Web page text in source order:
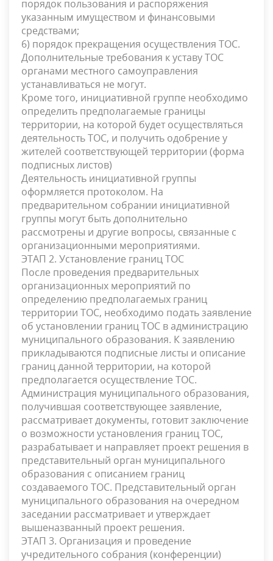
порядок пользования и распоряжения
указанным имуществом и финансовыми
средствами;
6) порядок прекращения осуществления ТОС.
Дополнительные требования к уставу ТОС
органами местного самоуправления
устанавливаться не могут.
Кроме того, инициативной группе необходимо
определить предполагаемые границы
территории, на которой будет осуществляться
деятельность ТОС, и получить одобрение у
жителей соответствующей территории (форма
подписных листов)
Деятельность инициативной группы
оформляется протоколом. На
предварительном собрании инициативной
группы могут быть дополнительно
рассмотрены и другие вопросы, связанные с
организационными мероприятиями.
ЭТАП 2. Установление границ ТОС
После проведения предварительных
организационных мероприятий по
определению предполагаемых границ
территории ТОС, необходимо подать заявление
об установлении границ ТОС в администрацию
муниципального образования. К заявлению
прикладываются подписные листы и описание
границ данной территории, на которой
предполагается осуществление ТОС.
Администрация муниципального образования,
получившая соответствующее заявление,
рассматривает документы, готовит заключение
о возможности установления границ ТОС,
разрабатывает и направляет проект решения в
представительный орган муниципального
образования с описанием границ
создаваемого ТОС. Представительный орган
муниципального образования на очередном
заседании рассматривает и утверждает
вышеназванный проект решения.
ЭТАП 3. Организация и проведение
учредительного собрания (конференции)